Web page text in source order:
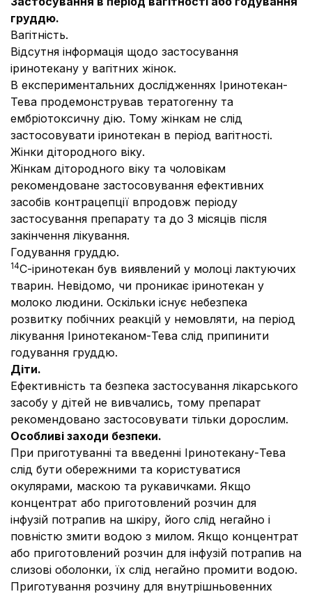
груддю.
Вагітність.
Відсутня інформація щодо застосування
іринотекану у вагітних жінок.
В експериментальних дослідженнях Іринотекан-
Тева продемонстрував тератогенну та
ембріотоксичну дію. Тому жінкам не слід
застосовувати іринотекан в період вагітності.
Жінки дітородного віку.
Жінкам дітородного віку та чоловікам
рекомендоване застосовування ефективних
засобів контрацепції впродовж періоду
застосування препарату та до 3 місяців після
закінчення лікування.
Годування груддю.
14С-іринотекан був виявлений у молоці лактуючих
тварин. Невідомо, чи проникає іринотекан у
молоко людини. Оскільки існує небезпека
розвитку побічних реакцій у немовляти, на період
лікування Іринотеканом-Тева слід припинити
годування груддю.
Діти.
Ефективність та безпека застосування лікарського
засобу у дітей не вивчались, тому препарат
рекомендовано застосовувати тільки дорослим.
Особливі заходи безпеки.
При приготуванні та введенні Іринотекану-Тева
слід бути обережними та користуватися
окулярами, маскою та рукавичками. Якщо
концентрат або приготовлений розчин для
інфузій потрапив на шкіру, його слід негайно і
повністю змити водою з милом. Якщо концентрат
або приготовлений розчин для інфузій потрапив на
слизові оболонки, їх слід негайно промити водою.
Приготування розчину для внутрішньовенних